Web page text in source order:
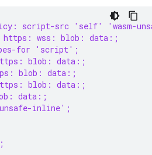
script-src 'self' 'wasm-
wss: blob: data:;
for 'script';
blob: data:;
blob: data:;
blob: data:;
data:;
inline';